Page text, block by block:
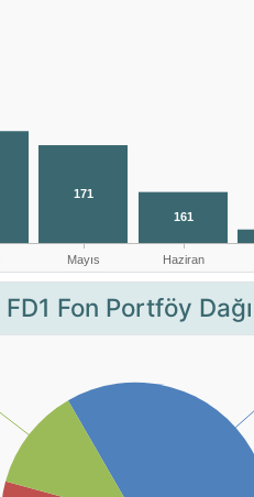
FD1 Fon Portföy